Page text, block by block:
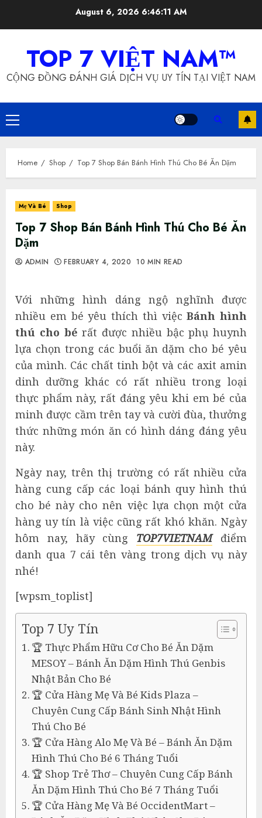
August 6, 2026 6:46:12 AM
TOP 7 VIỆT NAM™
CỘNG ĐỒNG ĐÁNH GIÁ DỊCH VỤ UY TÍN TẠI VIỆT NAM
Primary
Menu
Home Shop Top 7 Shop Bán Bánh Hình Thú Cho Bé Ăn Dặm
Mẹ Và Bé Shop
Top 7 Shop Bán Bánh Hình Thú Cho Bé Ăn
Dặm
ADMIN FEBRUARY 4, 2020 10 MIN READ
Với những hình dáng ngộ nghĩnh được
nhiều em bé yêu thích thì việcBánh hình
thú cho bérất được nhiều bậc phụ huynh
lựa chọn trong các buổi ăn dặm cho bé yêu
của mình. Các chất tinh bột và các axit amin
dinh dưỡng khác có rất nhiều trong loại
thực phẩm này, rất đáng yêu khi em bé của
minh được cầm trên tay và cười đùa, thưởng
thức những món ăn có hình dáng đáng yêu
này.
Ngày nay, trên thị trường có rất nhiều cửa
hàng cung cấp các loại bánh quy hình thú
cho bé này cho nên việc lựa chọn một cửa
hàng uy tín là việc cũng rất khó khăn. Ngày
hôm nay, hãy cùng TOP7VIETNAMđiểm
danh qua 7 cái tên vàng trong dịch vụ này
nhé!
[wpsm_toplist]
Top 7 Uy Tín
🏆 Thực Phẩm Hữu Cơ Cho Bé Ăn Dặm
MESOY – Bánh Ăn Dặm Hình Thú Genbis
Nhật Bản Cho Bé
🏆 Cửa Hàng Mẹ Và Bé Kids Plaza –
Chuyên Cung Cấp Bánh Sinh Nhật Hình
Thú Cho Bé
🏆 Cửa Hàng Alo Mẹ Và Bé – Bánh Ăn Dặm
Hình Thú Cho Bé 6 Tháng Tuổi
🏆 Shop Trẻ Thơ – Chuyên Cung Cấp Bánh
Ăn Dặm Hình Thú Cho Bé 7 Tháng Tuổi
🏆 Cửa Hàng Mẹ Và Bé OccidentMart –